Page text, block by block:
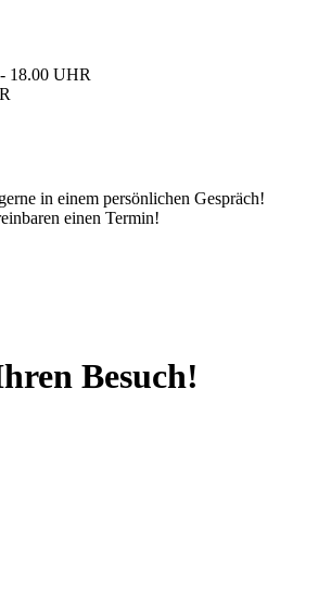
18.00 UHR
in einem persönlichen Gespräch!
einen Termin!
Besuch!